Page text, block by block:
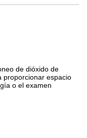
de dióxido de
proporcionar espacio
o el examen